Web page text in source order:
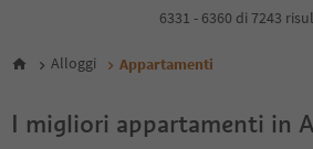
6
6331 - 6360 di 7243
Alloggi Appartamenti
I migliori appartamenti in